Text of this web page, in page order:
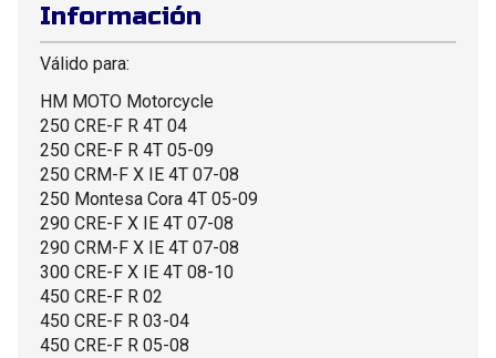
Información
Válido para:
HM MOTO Motorcycle
250 CRE-F R 4T 04
250 CRE-F R 4T 05-09
250 CRM-F X IE 4T 07-08
250 Montesa Cora 4T 05-09
290 CRE-F X IE 4T 07-08
290 CRM-F X IE 4T 07-08
300 CRE-F X IE 4T 08-10
450 CRE-F R 02
450 CRE-F R 03-04
450 CRE-F R 05-08